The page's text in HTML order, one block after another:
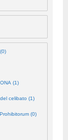
(1)
celibato (1)
(0)